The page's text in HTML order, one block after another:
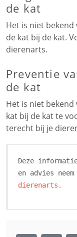
de kat
Het is niet
de kat bij de kat.
dierenarts.
Preventie
de kat
Het is niet
kat bij de kat te
terecht bij je
Deze
en advies
dierenarts.